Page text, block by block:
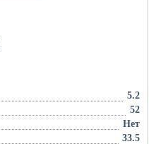
5.2
52
Нет
33.5